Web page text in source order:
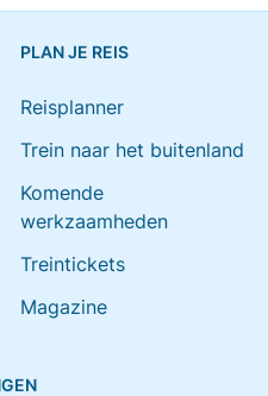
PLAN JE REIS
Reisplanner
Trein naar het buitenland
Komende
werkzaamheden
Treintickets
Magazine